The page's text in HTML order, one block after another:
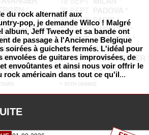
du rock alternatif aux
pop, je demande Wilco! Malgré
album, Jeff Tweedy et sa bande ont
de passage à l'Ancienne Belgique
soirées à guichets fermés. L'idéal pour
envolées de guitares improvisées, de
envoûtantes et ainsi nous voir offrir le
rock américain dans tout ce qu'il...